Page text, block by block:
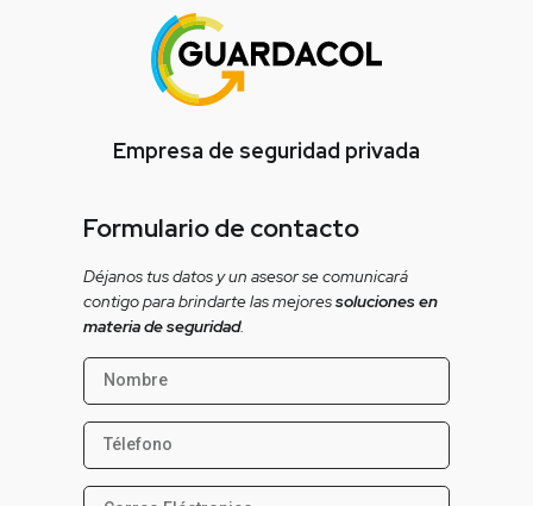
Empresa de seguridad privada
Formulario de contacto
Déjanos tus datos y un asesor se comunicará
contigo para brindarte las mejoressoluciones en
materia de seguridad.